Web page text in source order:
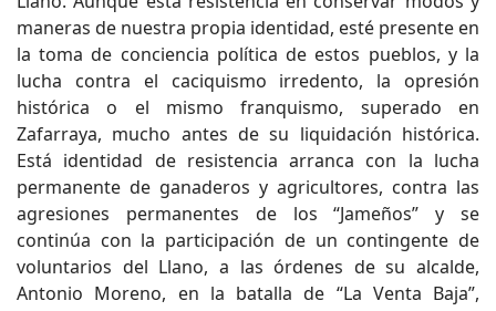
maneras de nuestra propia identidad, esté presente en
la toma de conciencia política de estos pueblos, y la
lucha contra el caciquismo irredento, la opresión
histórica o el mismo franquismo, superado en
Zafarraya, mucho antes de su liquidación histórica.
Está identidad de resistencia arranca con la lucha
permanente de ganaderos y agricultores, contra las
agresiones permanentes de los “Jameños” y se
continúa con la participación de un contingente de
voluntarios del Llano, a las órdenes de su alcalde,
Antonio Moreno, en la batalla de “La Venta Baja”,